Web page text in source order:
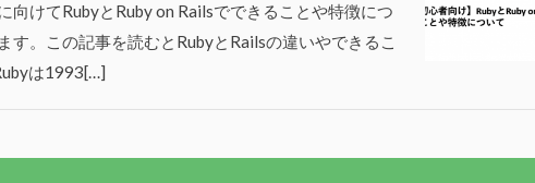
向けてRubyとRuby on Railsでできることや特徴につ
す。この記事を読むとRubyとRailsの違いやできるこ
は1993[…]